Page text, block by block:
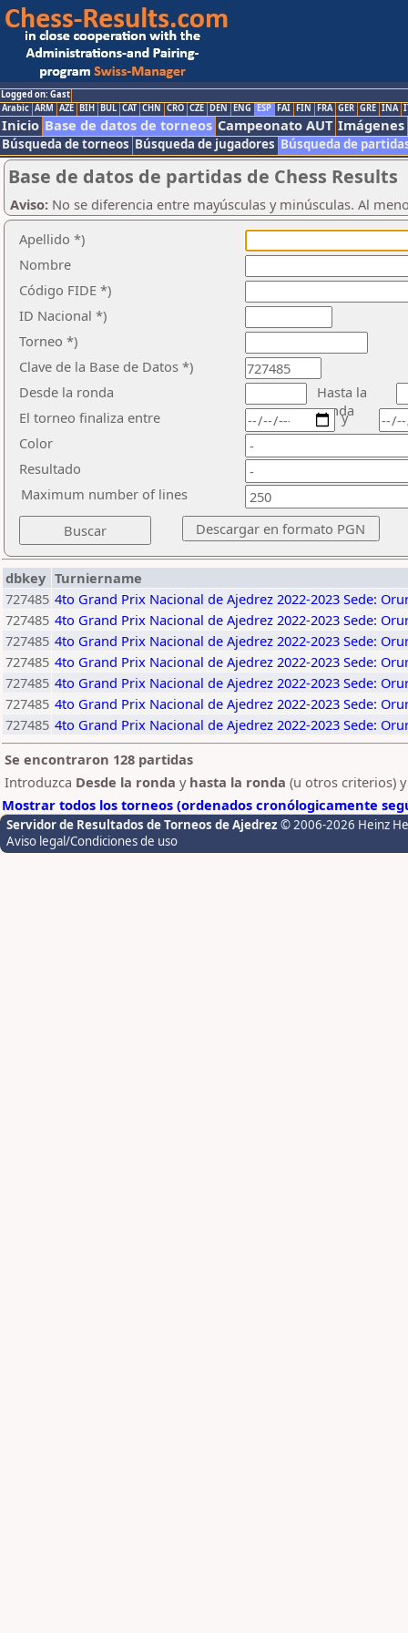
Logged on: Gast
Arabic ARM AZE BIH BUL CAT CHN CRO CZE DEN ENG ESP FAI FIN FRA GER GRE INA
Inicio Base de datos de torneos Campeonato AUT Imágenes
Búsqueda de torneos Búsqueda de jugadores Búsqueda de
Base de datos de partidas de Chess Results
Aviso: No se diferencia entre mayúsculas y minúsculas. Al
Apellido *)
Nombre
Código FIDE *)
ID Nacional *)
Torneo *)
Clave de la Base de Datos *)
Desde la ronda
Hasta la
ronda
El torneo finaliza entre
Color
Resultado
y
Maximum number of lines
dbkey Turniername
727485 4to Grand Prix Nacional de Ajedrez 2022-2023 Sede:
727485 4to Grand Prix Nacional de Ajedrez 2022-2023 Sede:
727485 4to Grand Prix Nacional de Ajedrez 2022-2023 Sede:
727485 4to Grand Prix Nacional de Ajedrez 2022-2023 Sede:
727485 4to Grand Prix Nacional de Ajedrez 2022-2023 Sede:
727485 4to Grand Prix Nacional de Ajedrez 2022-2023 Sede:
727485 4to Grand Prix Nacional de Ajedrez 2022-2023 Sede:
Se encontraron 128 partidas
Introduzca Desde la ronda y hasta la ronda (u otros criterios)
Mostrar todos los torneos (ordenados cronólogicamente
Servidor de Resultados de Torneos de Ajedrez © 2006-2026 Heinz
Aviso legal/Condiciones de uso